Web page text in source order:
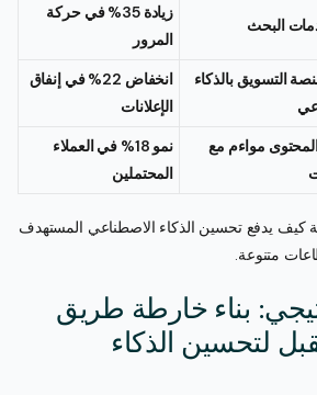
البحث
زيادة 35% في حركة
المرور
التسويق بالذكاء
انخفاض 22% في إنفاق
الإعلانات
مواءم مع
نمو 18% في العملاء
المحتملين
كيف يدفع تحسين الذكاء الاصطناعي المستهدف
متنوعة.
بناء خارطة طريق
لتحسين الذكاء